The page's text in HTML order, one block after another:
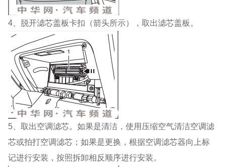
4、脱开滤芯盖板卡扣（箭头所示），取出滤芯盖板。
5、取出空调滤芯。如果是清洁，使用压缩空气清洁空调滤
芯或拍打空调滤芯；如果是更换，根据空调滤芯器向上标
记进行安装，按照拆卸相反顺序进行安装。